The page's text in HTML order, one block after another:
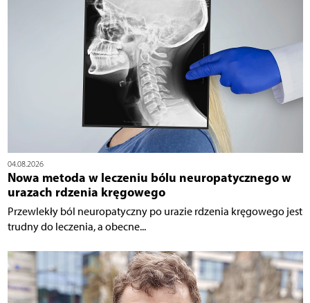
04.08.2026
Nowa metoda w leczeniu bólu neuropatycznego w
urazach rdzenia kręgowego
Przewlekły ból neuropatyczny po urazie rdzenia kręgowego jest
trudny do leczenia, a obecne...